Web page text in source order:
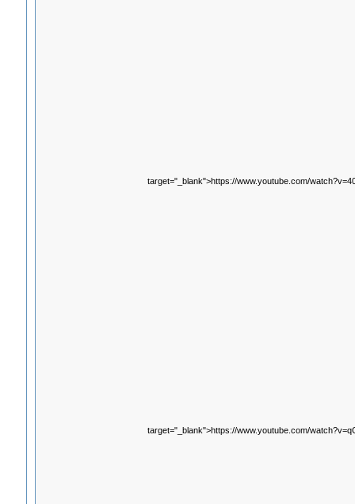
target="_blank">https://www.youtube.com/
target="_blank">https://www.youtube.com/